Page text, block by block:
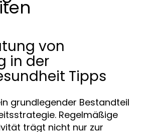
von
in der
Tipps
grundlegender Bestandteil
Regelmäßige
trägt nicht nur zur